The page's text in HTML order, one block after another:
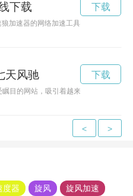
下载
加速器的网络加速工具，在安卓平台
下载
天风驰
目的网站，吸引着越来越多的用户前
下载
< >
度器 旋风 旋风加速